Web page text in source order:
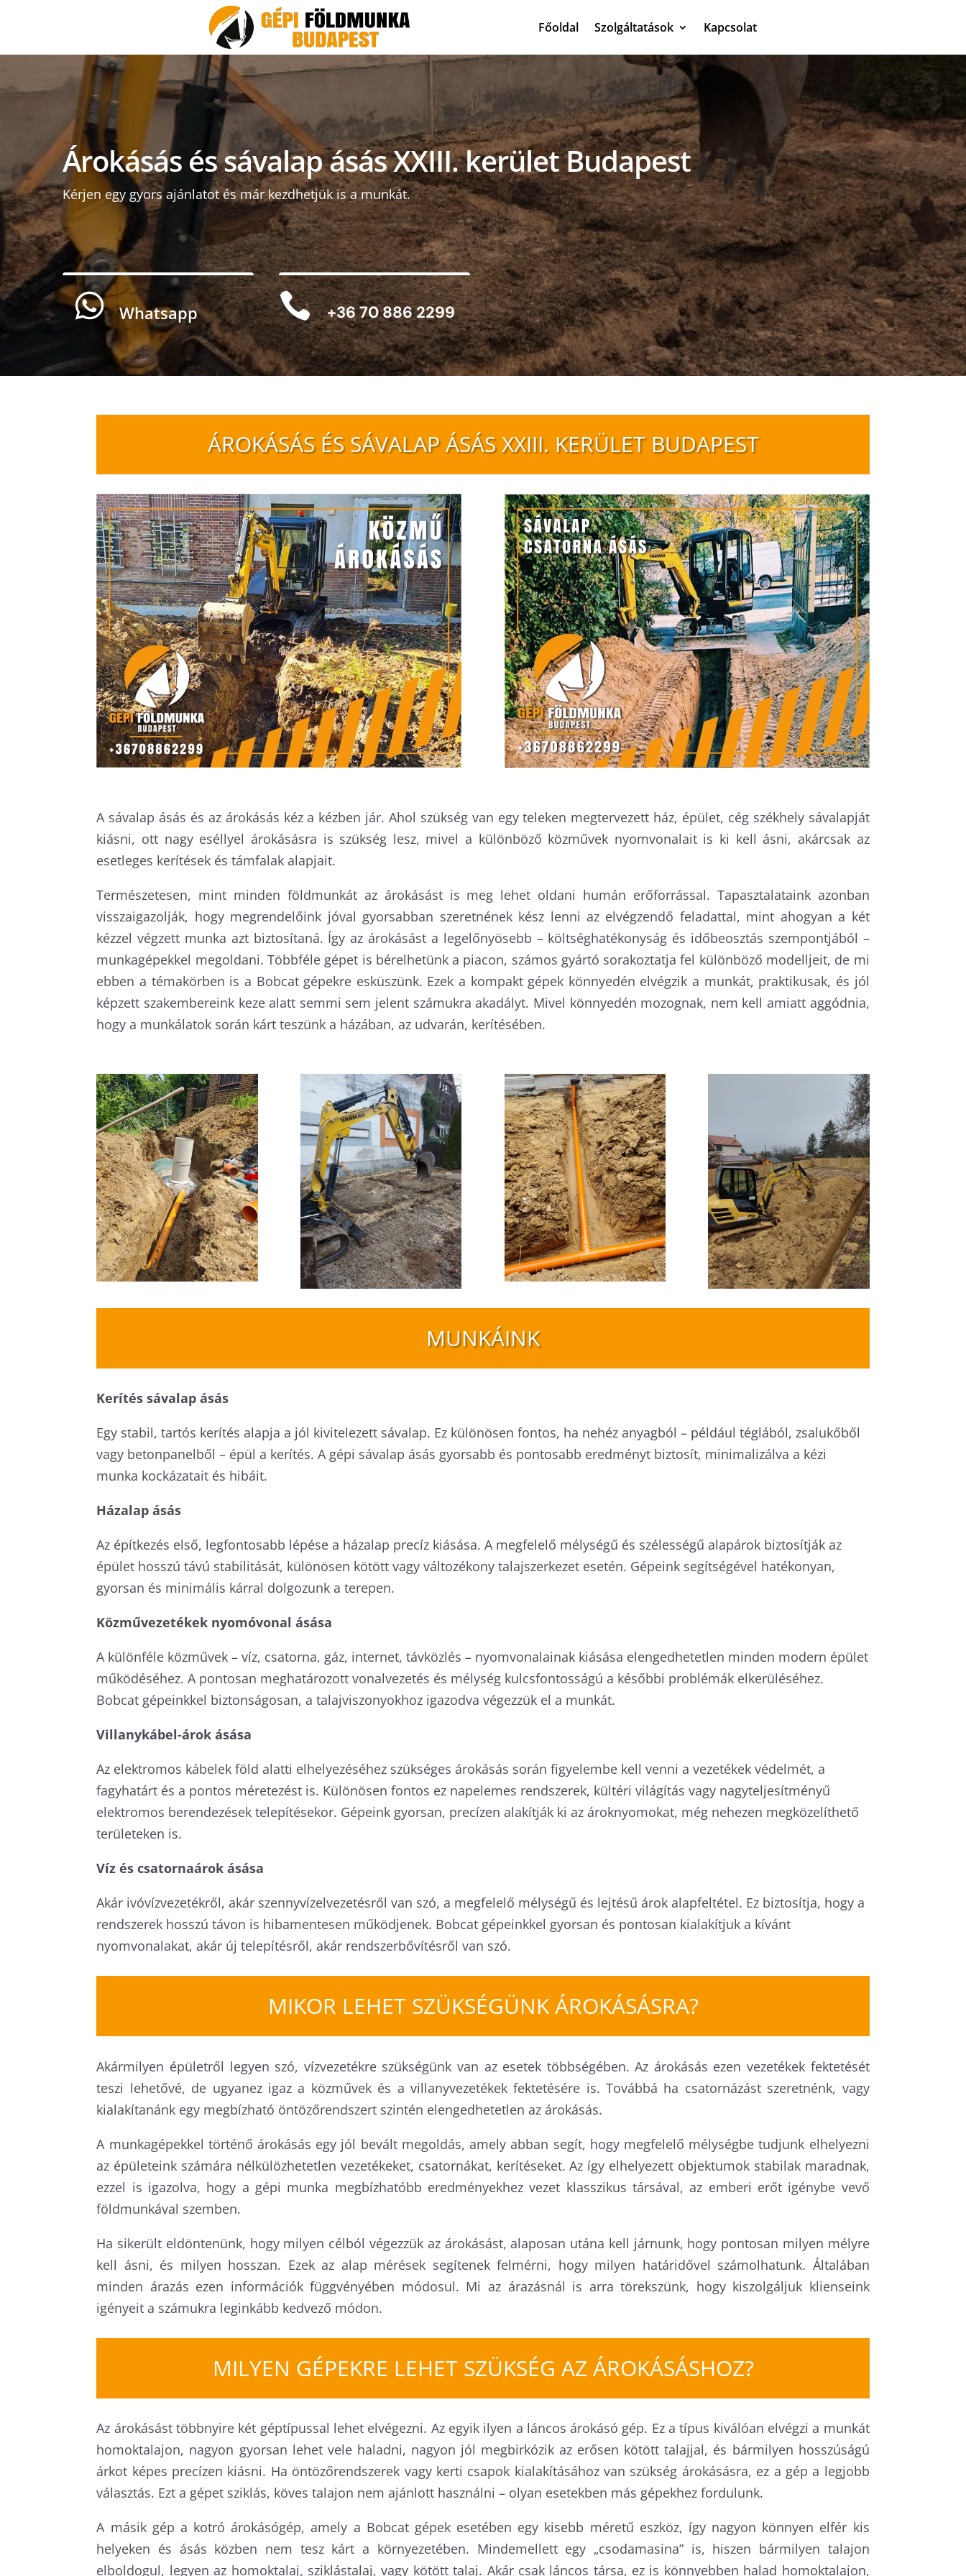
Főoldal Szolgáltatások Kapcsolat
Árokásás és sávalap ásás XXIII. kerület Budapest
Kérjen egy gyors ajánlatot és már kezdhetjük is a munkát.
 Whatsapp  +36 70 886 2299
ÁROKÁSÁS ÉS SÁVALAP ÁSÁS XXIII. KERÜLET BUDAPEST
A sávalap ásás és az árokásás kéz a kézben jár. Ahol szükség van egy teleken megtervezett ház, épület, cég székhely sávalapját
kiásni, ott nagy eséllyel árokásásra is szükség lesz, mivel a különböző közművek nyomvonalait is ki kell ásni, akárcsak az
esetleges kerítések és támfalak alapjait.
Természetesen, mint minden földmunkát az árokásást is meg lehet oldani humán erőforrással. Tapasztalataink azonban
visszaigazolják, hogy megrendelőink jóval gyorsabban szeretnének kész lenni az elvégzendő feladattal, mint ahogyan a két
kézzel végzett munka azt biztosítaná. Így az árokásást a legelőnyösebb – költséghatékonyság és időbeosztás szempontjából –
munkagépekkel megoldani. Többféle gépet is bérelhetünk a piacon, számos gyártó sorakoztatja fel különböző modelljeit, de mi
ebben a témakörben is a Bobcat gépekre esküszünk. Ezek a kompakt gépek könnyedén elvégzik a munkát, praktikusak, és jól
képzett szakembereink keze alatt semmi sem jelent számukra akadályt. Mivel könnyedén mozognak, nem kell amiatt aggódnia,
hogy a munkálatok során kárt teszünk a házában, az udvarán, kerítésében.
MUNKÁINK
Kerítés sávalap ásás
Egy stabil, tartós kerítés alapja a jól kivitelezett sávalap. Ez különösen fontos, ha nehéz anyagból – például téglából, zsalukőből
vagy betonpanelből – épül a kerítés. A gépi sávalap ásás gyorsabb és pontosabb eredményt biztosít, minimalizálva a kézi
munka kockázatait és hibáit.
Házalap ásás
Az építkezés első, legfontosabb lépése a házalap precíz kiásása. A megfelelő mélységű és szélességű alapárok biztosítják az
épület hosszú távú stabilitását, különösen kötött vagy változékony talajszerkezet esetén. Gépeink segítségével hatékonyan,
gyorsan és minimális kárral dolgozunk a terepen.
Közművezetékek nyomóvonal ásása
A különféle közművek – víz, csatorna, gáz, internet, távközlés – nyomvonalainak kiásása elengedhetetlen minden modern épület
működéséhez. A pontosan meghatározott vonalvezetés és mélység kulcsfontosságú a későbbi problémák elkerüléséhez.
Bobcat gépeinkkel biztonságosan, a talajviszonyokhoz igazodva végezzük el a munkát.
Villanykábel-árok ásása
Az elektromos kábelek föld alatti elhelyezéséhez szükséges árokásás során figyelembe kell venni a vezetékek védelmét, a
fagyhatárt és a pontos méretezést is. Különösen fontos ez napelemes rendszerek, kültéri világítás vagy nagyteljesítményű
elektromos berendezések telepítésekor. Gépeink gyorsan, precízen alakítják ki az ároknyomokat, még nehezen megközelíthető
területeken is.
Víz és csatornaárok ásása
Akár ivóvízvezetékről, akár szennyvízelvezetésről van szó, a megfelelő mélységű és lejtésű árok alapfeltétel. Ez biztosítja, hogy a
rendszerek hosszú távon is hibamentesen működjenek. Bobcat gépeinkkel gyorsan és pontosan kialakítjuk a kívánt
nyomvonalakat, akár új telepítésről, akár rendszerbővítésről van szó.
MIKOR LEHET SZÜKSÉGÜNK ÁROKÁSÁSRA?
Akármilyen épületről legyen szó, vízvezetékre szükségünk van az esetek többségében. Az árokásás ezen vezetékek fektetését
teszi lehetővé, de ugyanez igaz a közművek és a villanyvezetékek fektetésére is. Továbbá ha csatornázást szeretnénk, vagy
kialakítanánk egy megbízható öntözőrendszert szintén elengedhetetlen az árokásás.
A munkagépekkel történő árokásás egy jól bevált megoldás, amely abban segít, hogy megfelelő mélységbe tudjunk elhelyezni
az épületeink számára nélkülözhetetlen vezetékeket, csatornákat, kerítéseket. Az így elhelyezett objektumok stabilak maradnak,
ezzel is igazolva, hogy a gépi munka megbízhatóbb eredményekhez vezet klasszikus társával, az emberi erőt igénybe vevő
földmunkával szemben.
Ha sikerült eldöntenünk, hogy milyen célból végezzük az árokásást, alaposan utána kell járnunk, hogy pontosan milyen mélyre
kell ásni, és milyen hosszan. Ezek az alap mérések segítenek felmérni, hogy milyen határidővel számolhatunk. Általában
minden árazás ezen információk függvényében módosul. Mi az árazásnál is arra törekszünk, hogy kiszolgáljuk klienseink
igényeit a számukra leginkább kedvező módon.
MILYEN GÉPEKRE LEHET SZÜKSÉG AZ ÁROKÁSÁSHOZ?
Az árokásást többnyire két géptípussal lehet elvégezni. Az egyik ilyen a láncos árokásó gép. Ez a típus kiválóan elvégzi a munkát
homoktalajon, nagyon gyorsan lehet vele haladni, nagyon jól megbirkózik az erősen kötött talajjal, és bármilyen hosszúságú
árkot képes precízen kiásni. Ha öntözőrendszerek vagy kerti csapok kialakításához van szükség árokásásra, ez a gép a legjobb
választás. Ezt a gépet sziklás, köves talajon nem ajánlott használni – olyan esetekben más gépekhez fordulunk.
A másik gép a kotró árokásógép, amely a Bobcat gépek esetében egy kisebb méretű eszköz, így nagyon könnyen elfér kis
helyeken és ásás közben nem tesz kárt a környezetében. Mindemellett egy „csodamasina” is, hiszen bármilyen talajon
elboldogul, legyen az homoktalaj, sziklástalaj, vagy kötött talaj. Akár csak láncos társa, ez is könnyebben halad homoktalajon,